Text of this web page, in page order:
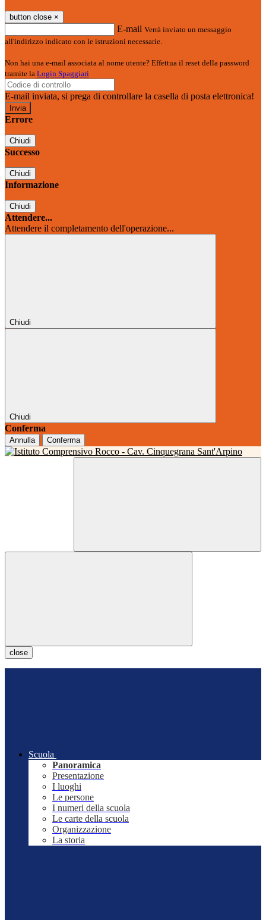
button close ×
E-mail Verrà inviato un messaggio
all'indirizzo indicato con le istruzioni necessarie.
Non hai una e-mail associata al nome utente? Effettua il reset della password
tramite la Login Spaggiari
E-mail inviata, si prega di controllare la casella di posta elettronica!
Errore
Chiudi
Successo
Chiudi
Informazione
Chiudi
Attendere...
Attendere il completamento dell'operazione...
Chiudi
Chiudi
Conferma
Annulla Conferma
close
Scuola
Panoramica
Presentazione
I luoghi
Le persone
I numeri della scuola
Le carte della scuola
Organizzazione
La storia